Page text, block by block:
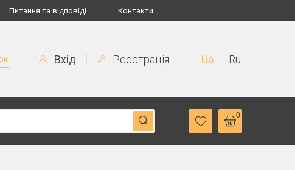
Питання та відповіді Контакти
Вхід Реєстрація Ua Ru
0